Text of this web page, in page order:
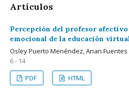
Artículos
Percepción del profesor
emocional de la educación
Osley Puerto Menéndez, Arian Fuentes
6 - 14
PDF
HTML